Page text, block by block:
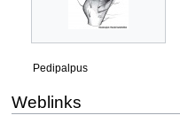
Pedipalpus
Weblinks